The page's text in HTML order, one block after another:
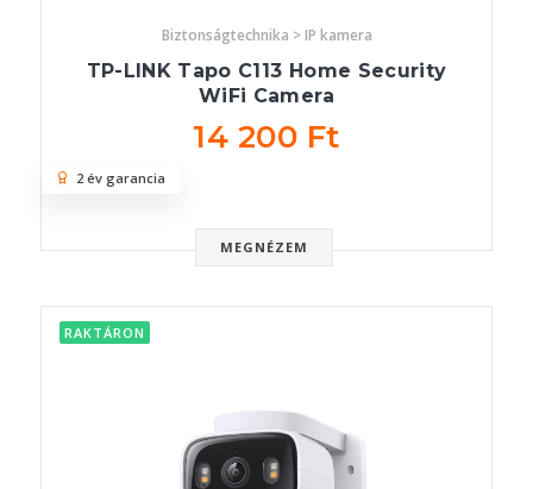
Biztonságtechnika > IP kamera
TP-LINK Tapo C113 Home Security
WiFi Camera
14 200 Ft
MEGNÉZEM
2 év garancia
RAKTÁRON